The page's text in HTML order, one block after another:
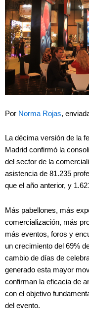
Por Norma Rojas,
La décima versión de la
Madrid confirmó la
del sector de la
asistencia de 81.235
que el año anterior, y
Más pabellones, más
comercialización, más
más eventos, foros y
un crecimiento del 69%
cambio de días de
generado esta mayor
confirman la eficacia de
con el objetivo
del evento.